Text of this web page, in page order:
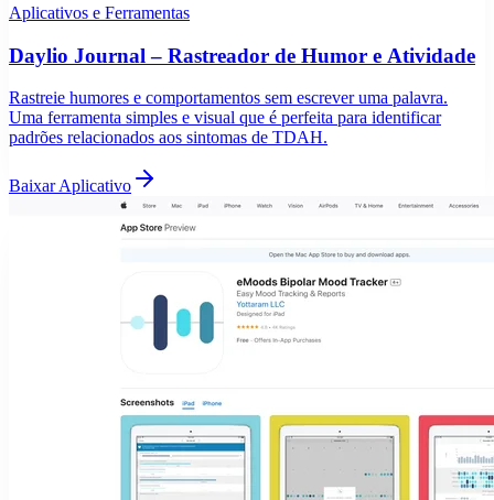
Aplicativos e Ferramentas
Daylio Journal – Rastreador de Humor e Atividade
Rastreie humores e comportamentos sem escrever uma palavra.
Uma ferramenta simples e visual que é perfeita para identificar
padrões relacionados aos sintomas de TDAH.
Baixar Aplicativo